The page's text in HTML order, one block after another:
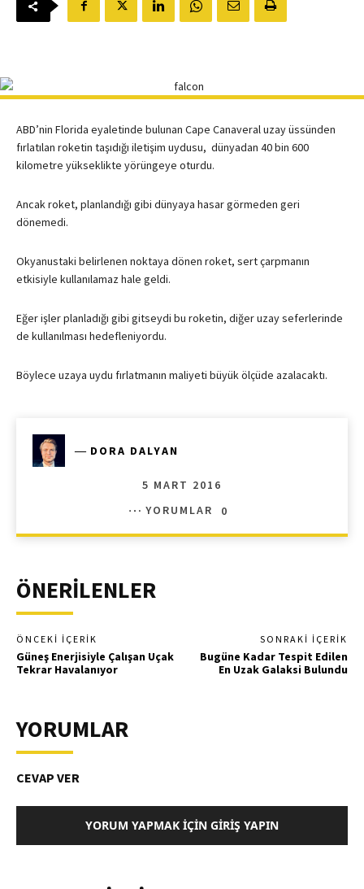
ABD’nin Florida eyaletinde bulunan Cape Canaveral uzay üssünden
fırlatılan roketin taşıdığı iletişim uydusu, dünyadan 40 bin 600
kilometre yükseklikte yörüngeye oturdu.
Ancak roket, planlandığı gibi dünyaya hasar görmeden geri
dönemedi.
Okyanustaki belirlenen noktaya dönen roket, sert çarpmanın
etkisiyle kullanılamaz hale geldi.
Eğer işler planladığı gibi gitseydi bu roketin, diğer uzay seferlerinde
de kullanılması hedefleniyordu.
Böylece uzaya uydu fırlatmanın maliyeti büyük ölçüde azalacaktı.
― DORA DALYAN
5 MART 2016
YORUMLAR
0
ÖNERİLENLER
ÖNCEKI İÇERIK
Güneş Enerjisiyle Çalışan Uçak
Tekrar Havalanıyor
SONRAKI İÇERIK
Bugüne Kadar Tespit Edilen
En Uzak Galaksi Bulundu
YORUMLAR
CEVAP VER
YORUM YAPMAK İÇIN GIRIŞ YAPIN